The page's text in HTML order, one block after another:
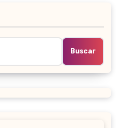
Buscar